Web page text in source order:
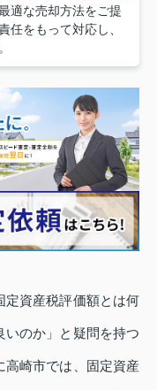
適な売却方法をご提
任をもって対応し、
定資産税評価額とは何
いのか」と疑問を持つ
高崎市では、固定資産